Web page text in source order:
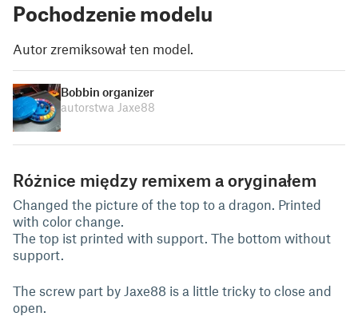
Pochodzenie modelu
Autor zremiksował ten model.
Bobbin organizer
autorstwa Jaxe88
Różnice między remixem a oryginałem
Changed the picture of the top to a dragon. Printed
with color change.
The top ist printed with support. The bottom without
support.
The screw part by Jaxe88 is a little tricky to close and
open.